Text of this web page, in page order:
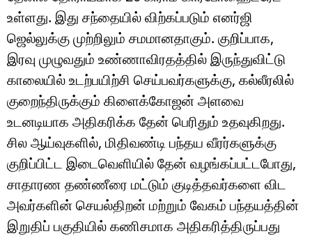
உள்ளது. இது சந்தையில் விற்கப்படும் எனர்ஜி
ஜெல்லுக்கு முற்றிலும் சமமானதாகும். குறிப்பாக,
இரவு முழுவதும் உண்ணாவிரதத்தில் இருந்துவிட்டு
காலையில் உடற்பயிற்சி செய்பவர்களுக்கு, கல்லீரலில்
குறைந்திருக்கும் கிளைக்கோஜன் அளவை
உடனடியாக அதிகரிக்க தேன் பெரிதும் உதவுகிறது.
சில ஆய்வுகளில், மிதிவண்டி பந்தய வீரர்களுக்கு
குறிப்பிட்ட இடைவெளியில் தேன் வழங்கப்பட்டபோது,
சாதாரண தண்ணீரை மட்டும் குடித்தவர்களை விட
அவர்களின் செயல்திறன் மற்றும் வேகம் பந்தயத்தின்
இறுதிப் பகுதியில் கணிசமாக அதிகரித்திருப்பது